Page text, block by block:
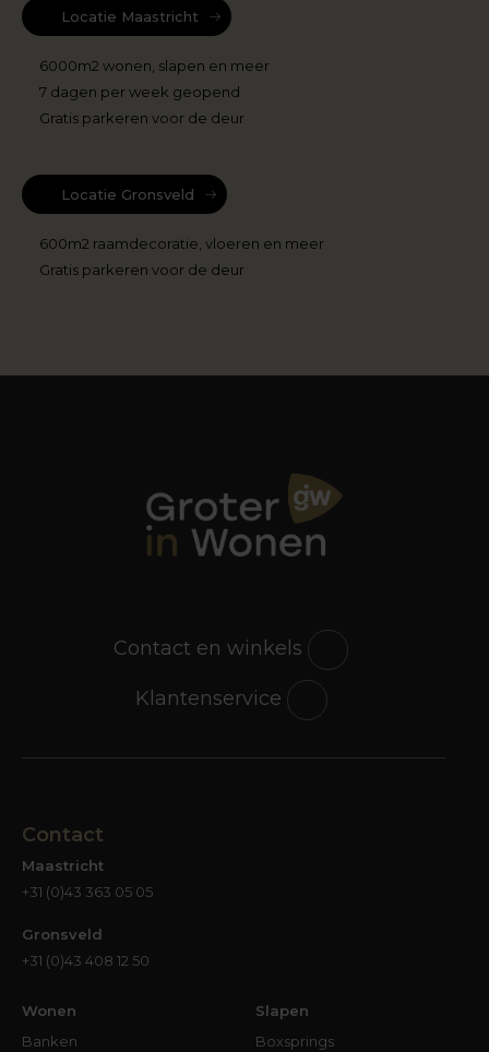
Locatie Maastricht
6000m2 wonen, slapen en meer
7 dagen per week geopend
Gratis parkeren voor de deur
Locatie Gronsveld
600m2 raamdecoratie, vloeren en meer
Gratis parkeren voor de deur
Contact en winkels
Klantenservice
Contact
Maastricht
+31 (0)43 363 05 05
Gronsveld
+31 (0)43 408 12 50
Wonen
Banken
Slapen
Boxsprings